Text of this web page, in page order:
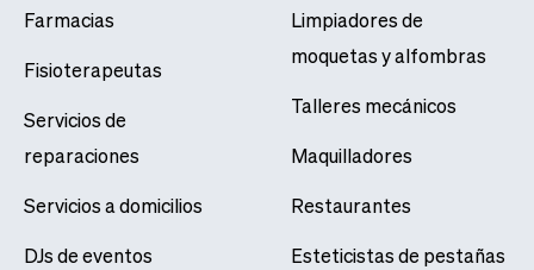
Farmacias
Fisioterapeutas
Servicios de
reparaciones
Servicios a domicilios
DJs de eventos
Limpiadores de
moquetas y alfombras
Talleres mecánicos
Maquilladores
Restaurantes
Esteticistas de pestañas